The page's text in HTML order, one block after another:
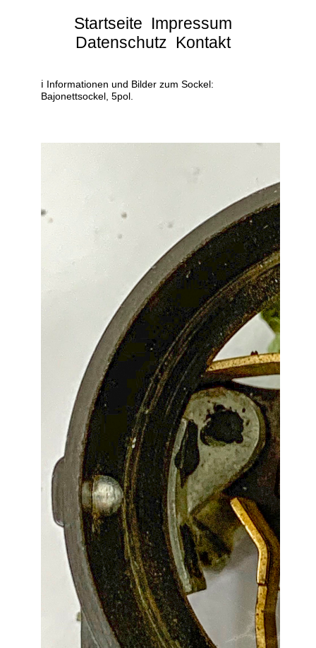
Startseite Impressum
Datenschutz Kontakt
ℹ Informationen und Bilder zum Sockel:
Bajonettsockel, 5pol.